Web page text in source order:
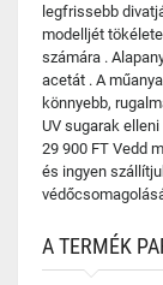
legfrissebb
modelljét
számára .
acetát . A
könnyebb,
UV sugarak
29 900 FT Vedd
és ingyen
A TERMÉK